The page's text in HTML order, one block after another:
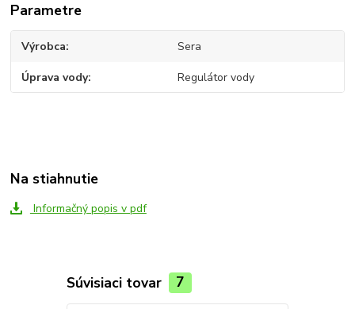
Parametre
Výrobca Sera
Úprava vody Regulátor vody
Na stiahnutie
Informačný popis v pdf
Súvisiaci tovar 7